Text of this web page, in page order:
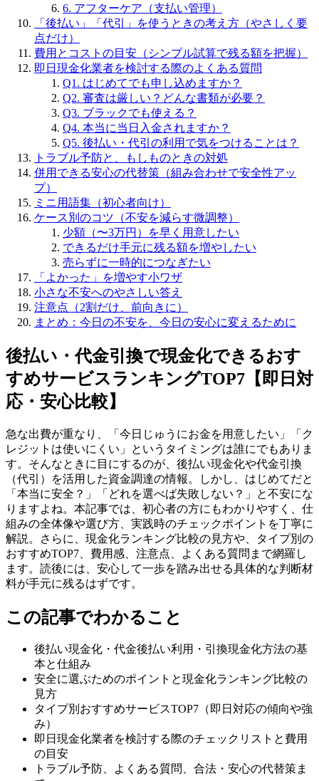
6. アフターケア（支払い管理）
「後払い」「代引」を使うときの考え方（やさしく要
点だけ）
費用とコストの目安（シンプル試算で残る額を把握）
即日現金化業者を検討する際のよくある質問
Q1. はじめてでも申し込めますか？
Q2. 審査は厳しい？どんな書類が必要？
Q3. ブラックでも使える？
Q4. 本当に当日入金されますか？
Q5. 後払い・代引の利用で気をつけることは？
トラブル予防と、もしものときの対処
併用できる安心の代替策（組み合わせで安全性アッ
プ）
ミニ用語集（初心者向け）
ケース別のコツ（不安を減らす微調整）
少額（〜3万円）を早く用意したい
できるだけ手元に残る額を増やしたい
売らずに一時的につなぎたい
「よかった」を増やす小ワザ
小さな不安へのやさしい答え
注意点（2割だけ、前向きに）
まとめ：今日の不安を、今日の安心に変えるために
後払い・代金引換で現金化できるおす
すめサービスランキングTOP7【即日対
応・安心比較】
急な出費が重なり、「今日じゅうにお金を用意したい」「ク
レジットは使いにくい」というタイミングは誰にでもありま
す。そんなときに目にするのが、後払い現金化や代金引換
（代引）を活用した資金調達の情報。しかし、はじめてだと
「本当に安全？」「どれを選べば失敗しない？」と不安にな
りますよね。本記事では、初心者の方にもわかりやすく、仕
組みの全体像や選び方、実践時のチェックポイントを丁寧に
解説。さらに、現金化ランキング比較の見方や、タイプ別の
おすすめTOP7、費用感、注意点、よくある質問まで網羅し
ます。読後には、安心して一歩を踏み出せる具体的な判断材
料が手元に残るはずです。
この記事でわかること
後払い現金化・代金後払い利用・引換現金化方法の基
本と仕組み
安全に選ぶためのポイントと現金化ランキング比較の
見方
タイプ別おすすめサービスTOP7（即日対応の傾向や強
み）
即日現金化業者を検討する際のチェックリストと費用
の目安
トラブル予防、よくある質問、合法・安心の代替策ま